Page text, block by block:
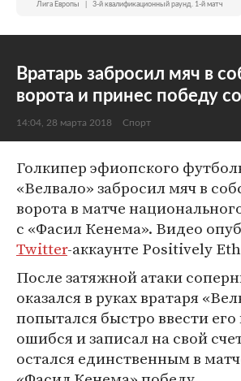
Лига Европы 3-й квалификационный раунд. 1-й матч
Вратарь забросил мяч в
ворота и принес победу
14:04, 28 марта 2018 Спорт
Голкипер эфиопского
«Велвало» забросил мяч в
ворота в матче
с «Фасил Кенема». Видео
Twitter-аккаунте Positively
После затяжной атаки
оказался в руках вратаря
попытался быстро ввести его
ошибся и записал на свой
остался единственным в